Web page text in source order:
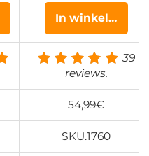
aterdicht Krasbesten
dig Antireflecterende
Magneet Lens Filter
Nano Xcel Serie
In winkelwagen
39
reviews.
54,99€
SKU.1760